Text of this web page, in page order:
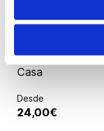
PORTO
Museu, Parque e
Casa
Desde
24,00€